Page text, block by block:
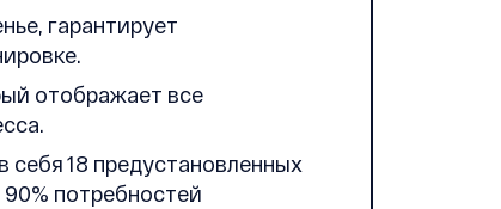
гарантирует
отображает все
18 предустановленных
потребностей